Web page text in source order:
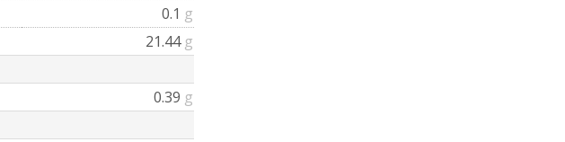
0.1 g
21.44 g
0.39 g